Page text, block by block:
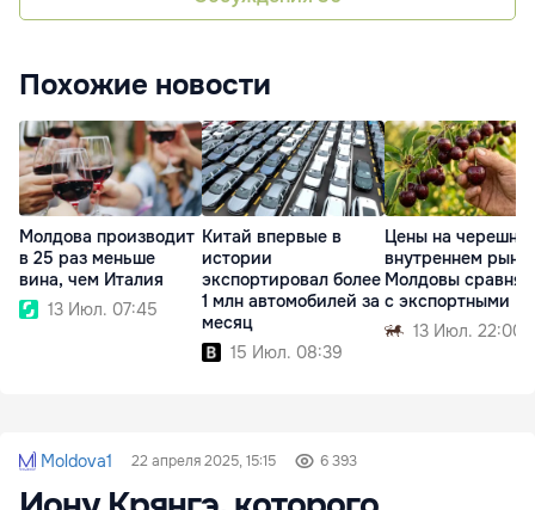
Похожие новости
Молдова производит
в 25 раз меньше
вина, чем Италия
13 Июл. 07:45
Китай впервые в
истории
экспортировал более
1 млн автомобилей за
месяц
15 Июл. 08:39
Цены на черешню
внутреннем
Молдовы
с экспортными
13 Июл. 22:00
Moldova1 22 апреля 2025, 15:15 6 393